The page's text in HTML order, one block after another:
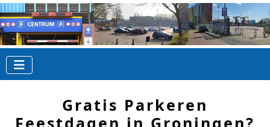
Gratis Parkeren
Feestdagen in Groningen?